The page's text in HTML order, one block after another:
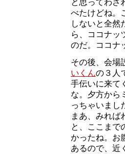
と思ってわざ
べたけどね。
しないと全然
ら、ココナッ
のだ。ココナ
その後、会場
いくんの３人
手伝いに来て
な。夕方から
っちゃいまし
まあ、みれば
と、ここまで
かったね。お
あるので、近